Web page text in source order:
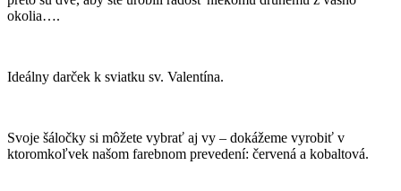
okolia….
Ideálny darček k sviatku sv. Valentína.
Svoje šáločky si môžete vybrať aj vy – dokážeme vyrobiť v
ktoromkoľvek našom farebnom prevedení: červená a kobaltová.